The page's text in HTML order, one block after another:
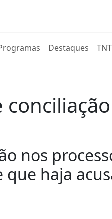
Destaques TNT
nos
haja